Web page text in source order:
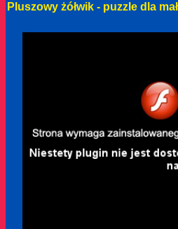
Pluszowy żółwik - puzzle dla